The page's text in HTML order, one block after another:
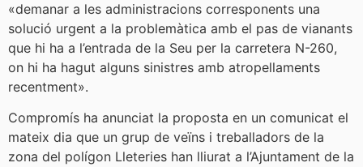
«demanar a les administracions corresponents una
solució urgent a la problemàtica amb el pas de vianants
que hi ha a l’entrada de la Seu per la carretera N-260,
on hi ha hagut alguns sinistres amb atropellaments
recentment».
Compromís ha anunciat la proposta en un comunicat el
mateix dia que un grup de veïns i treballadors de la
zona del polígon Lleteries han lliurat a l’Ajuntament de la